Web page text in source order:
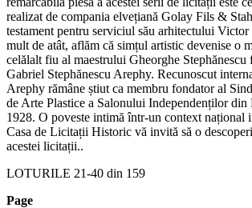
realizat de compania elvețiană Golay Fils &
testament pentru serviciul său arhitectului Victor
mult de atât, aflăm că simțul artistic devenise o
celălalt fiu al maestrului Gheorghe
Gabriel Stephănescu Arephy. Recunoscut
Arephy rămâne știut ca membru fondator al
de Arte Plastice a Salonului Independenților din
1928. O poveste intimă într-un context național
Casa de Licitații Historic vă invită să o
acestei licitații..
LOTURILE 21-40 din 159
Page